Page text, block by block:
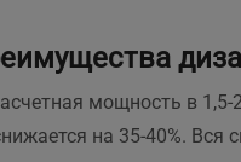
та більше не цвітуть.
встановила би їх
керамічної панелі
мощность в
на 35-40%. Вся